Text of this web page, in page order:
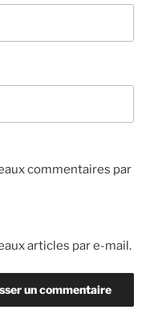
commentaires par
articles par e-mail.